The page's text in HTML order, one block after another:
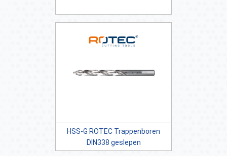
HSS-G ROTEC Trappenboren
DIN338 geslepen